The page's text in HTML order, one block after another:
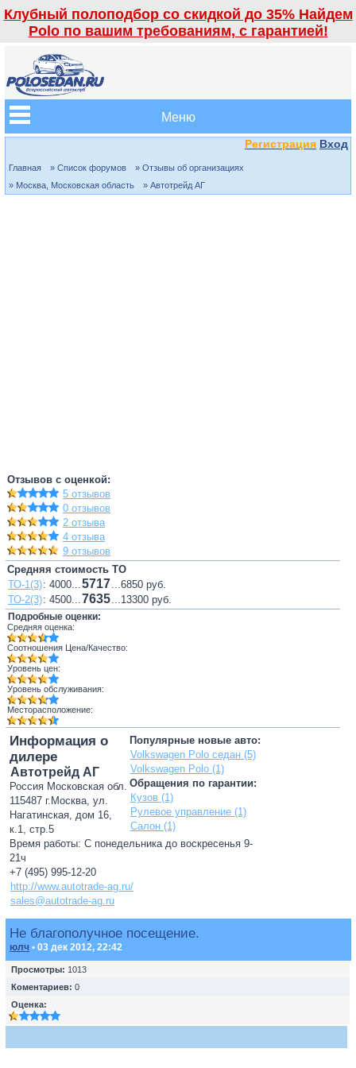
Клубный полоподбор со скидкой до 35% Найдем
Polo по вашим требованиям, с гарантией!
Меню
Регистрация Вход
Главная » Список форумов
» Отзывы об организациях
» Москва, Московская область
» Автотрейд АГ
Отзывов с оценкой:
5 отзывов
0 отзывов
2 отзыва
4 отзыва
9 отзывов
Средняя стоимость ТО
ТО-1(3): 4000...5717...6850 руб.
ТО-2(3): 4500...7635...13300 руб.
Подробные оценки:
Средняя оценка:
Соотношения Цена/Качество:
Уровень цен:
Уровень обслуживания:
Месторасположение:
Популярные новые авто:
Volkswagen Polo седан (5)
Volkswagen Polo (1)
Обращения по гарантии:
Кузов (1)
Рулевое управление (1)
Салон (1)
Информация о
дилере
Автотрейд АГ
Россия Московская обл.
115487 г.Москва, ул.
Нагатинская, дом 16,
к.1, стр.5
Время работы: С понедельника до воскресенья 9-
21ч
+7 (495) 995-12-20
http://www.autotrade-ag.ru/
sales@autotrade-ag.ru
Не благополучное посещение.
юлч • 03 дек 2012, 22:42
Просмотры: 1013
Коментариев: 0
Оценка: